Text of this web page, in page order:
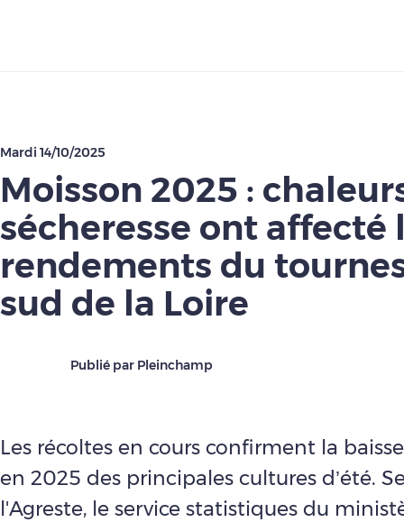
Mardi 14/10/2025
Moisson 2025 :
sécheresse ont affecté
rendements du
sud de la Loire
Publié par Pleinchamp
Les récoltes en cours confirment la
en 2025 des principales cultures d’été.
l'Agreste, le service statistiques du